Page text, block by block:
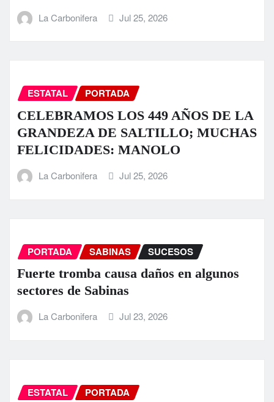
La Carbonifera Jul 25, 2026
ESTATAL PORTADA
CELEBRAMOS LOS 449 AÑOS DE LA
GRANDEZA DE SALTILLO; MUCHAS
FELICIDADES: MANOLO
La Carbonifera Jul 25, 2026
PORTADA SABINAS SUCESOS
Fuerte tromba causa daños en algunos
sectores de Sabinas
La Carbonifera Jul 23, 2026
ESTATAL PORTADA